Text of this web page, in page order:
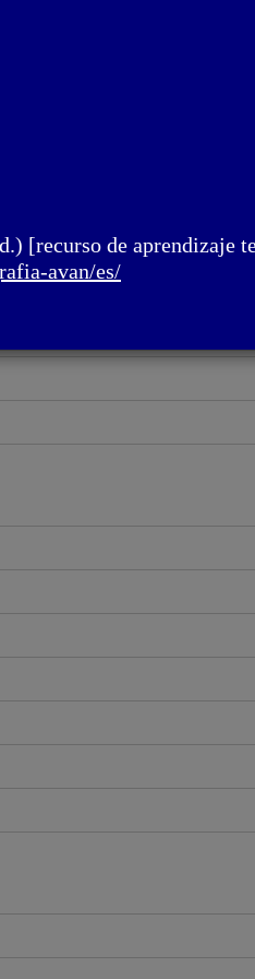
[recurso de aprendizaje
avan/es/